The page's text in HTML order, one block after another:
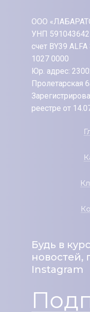
ООО
УНП 591043642
счет BY39
1027 0000
Юр. адрес:
Пролетарская
реестре от
Будь в
новостей,
Instagram